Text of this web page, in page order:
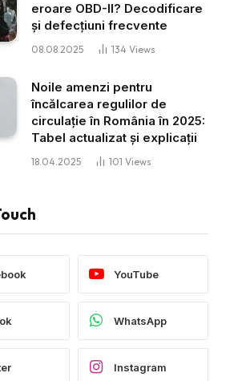
eroare OBD-II? Decodificare
și defecțiuni frecvente
08.08.2025 134 Views
Noile amenzi pentru
încălcarea regulilor de
circulație în România în 2025:
Tabel actualizat și explicații
18.04.2025 101 Views
YouTube
WhatsApp
Instagram